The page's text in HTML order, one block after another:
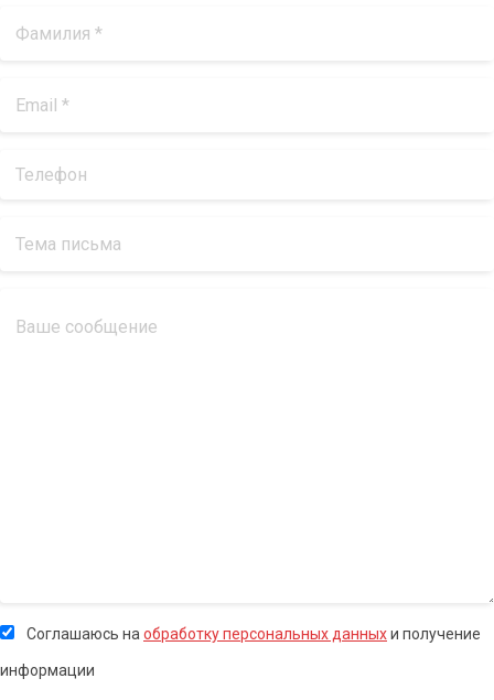
Соглашаюсь на обработку персональных данныхи получение
информации